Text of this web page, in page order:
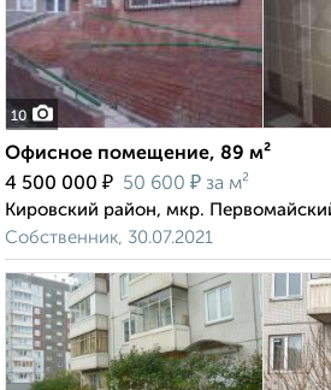
10
Офисное помещение, 89 м²
4 500 000 ₽ 50 600 ₽ за м²
Кировский район, мкр.
Собственник, 30.07.2021